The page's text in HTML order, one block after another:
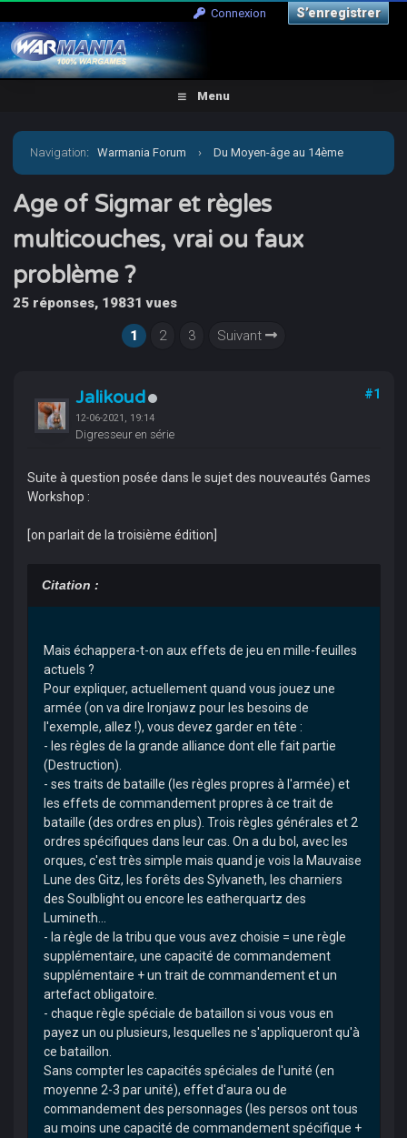
Connexion S’enregistrer
Menu
Navigation:Warmania Forum › Du Moyen-âge au 14ème
siècle › Médiéval - Imaginaire › Age of Sigmar et Warcry
› Age of Sigmar et règles multicouches, vrai ou faux
problème ?
Age of Sigmar et règles
multicouches, vrai ou faux
problème ?
25 réponses, 19831 vues
1
2 3 Suivant
Jalikoud
12-06-2021, 19:14
Digresseur en série
#1
Suite à question posée dans le sujet des nouveautés Games
Workshop :
[on parlait de la troisième édition]
Citation :
Mais échappera-t-on aux effets de jeu en mille-feuilles
actuels ?
Pour expliquer, actuellement quand vous jouez une
armée (on va dire Ironjawz pour les besoins de
l'exemple, allez !), vous devez garder en tête :
- les règles de la grande alliance dont elle fait partie
(Destruction).
- ses traits de bataille (les règles propres à l'armée) et
les effets de commandement propres à ce trait de
bataille (des ordres en plus). Trois règles générales et 2
ordres spécifiques dans leur cas. On a du bol, avec les
orques, c'est très simple mais quand je vois la Mauvaise
Lune des Gitz, les forêts des Sylvaneth, les charniers
des Soulblight ou encore les eatherquartz des
Lumineth...
- la règle de la tribu que vous avez choisie = une règle
supplémentaire, une capacité de commandement
supplémentaire + un trait de commandement et un
artefact obligatoire.
- chaque règle spéciale de bataillon si vous vous en
payez un ou plusieurs, lesquelles ne s'appliqueront qu'à
ce bataillon.
Sans compter les capacités spéciales de l'unité (en
moyenne 2-3 par unité), effet d'aura ou de
commandement des personnages (les persos ont tous
au moins une capacité de commandement spécifique +